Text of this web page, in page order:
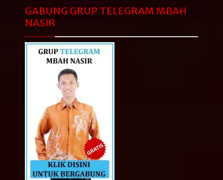
GABUNG GRUP TELEGRAM MBAH
NASIR